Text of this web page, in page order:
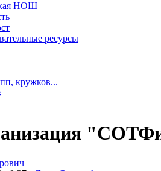
НОШ
ресурсы
кружков...